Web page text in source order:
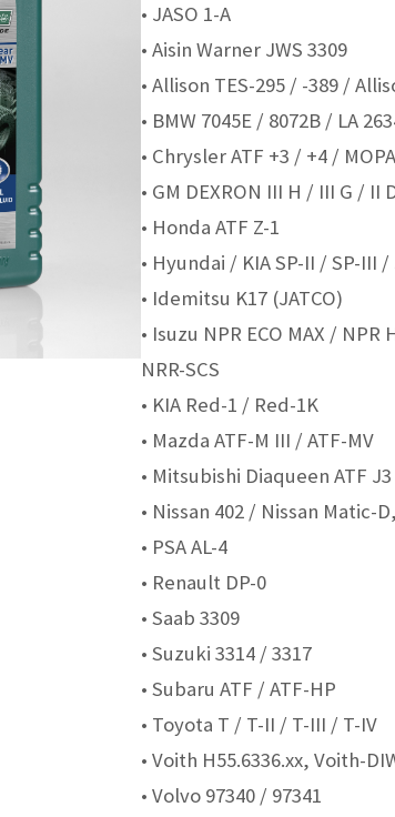
• JASO 1-A
• Aisin Warner JWS 3309
• Allison TES-295 / -389 /
• BMW 7045E / 8072B / LA
• Chrysler ATF +3 / +4 /
• GM DEXRON III H / III G / II
• Honda ATF Z-1
• Hyundai / KIA SP-II / SP-III /
• Idemitsu K17 (JATCO)
• Isuzu NPR ECO MAX / NPR
NRR-SCS
• KIA Red-1 / Red-1K
• Mazda ATF-M III / ATF-MV
• Mitsubishi Diaqueen ATF
• Nissan 402 / Nissan Matic-
• PSA AL-4
• Renault DP-0
• Saab 3309
• Suzuki 3314 / 3317
• Subaru ATF / ATF-HP
• Toyota T / T-II / T-III / T-IV
• Voith H55.6336.xx, Voith-
• Volvo 97340 / 97341